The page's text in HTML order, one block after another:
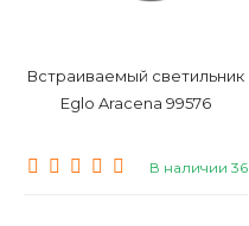
Встраиваемый светильник
Eglo Aracena 99576
В наличии 36